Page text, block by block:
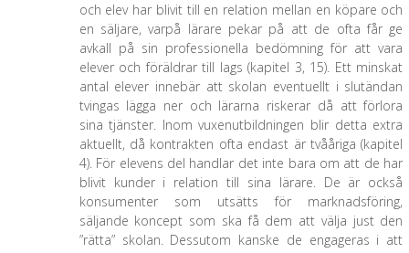
och elev har blivit till en relation mellan en köpare och
en säljare, varpå lärare pekar på att de ofta får ge
avkall på sin professionella bedömning för att vara
elever och föräldrar till lags (kapitel 3, 15). Ett minskat
antal elever innebär att skolan eventuellt i slutändan
tvingas lägga ner och lärarna riskerar då att förlora
sina tjänster. Inom vuxenutbildningen blir detta extra
aktuellt, då kontrakten ofta endast är tvååriga (kapitel
4). För elevens del handlar det inte bara om att de har
blivit kunder i relation till sina lärare. De är också
konsumenter som utsätts för marknadsföring,
säljande koncept som ska få dem att välja just den
”rätta” skolan. Dessutom kanske de engageras i att